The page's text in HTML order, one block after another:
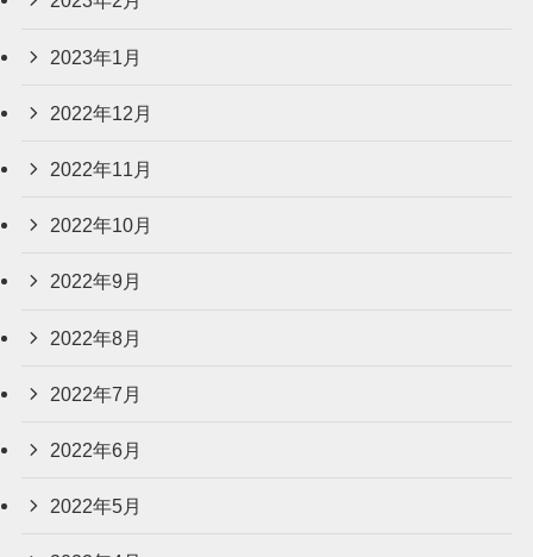
2023年1月
2022年12月
2022年11月
2022年10月
2022年9月
2022年8月
2022年7月
2022年6月
2022年5月